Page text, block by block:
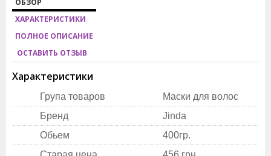
ХАРАКТЕРИСТИКИ
ПОЛНОЕ ОПИСАНИЕ
ОСТАВИТЬ ОТЗЫВ
Характеристики
Група товаров
Маски для волос
Бренд
Jinda
Обьем
400гр.